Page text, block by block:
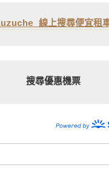
線上搜尋便宜租
搜尋優惠機票